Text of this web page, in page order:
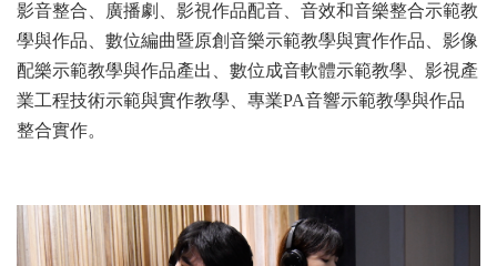
影音整合、廣播劇、影視作品配音、音效和音樂整合示範教
學與作品、數位編曲暨原創音樂示範教學與實作作品、影像
配樂示範教學與作品產出、數位成音軟體示範教學、影視產
業工程技術示範與實作教學、專業PA音響示範教學與作品
整合實作。